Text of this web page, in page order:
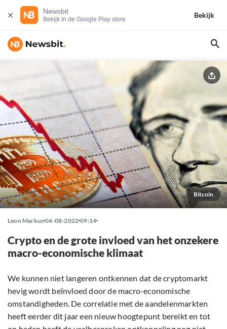
Newsbit
Bekijk in de Google Play store
Bekijk
Bitcoin
Leon Markus 04-08-2022 09:14
Crypto en de grote invloed van het onzekere
macro-economische klimaat
We kunnen niet langeren ontkennen dat de cryptomarkt
hevig wordt beïnvloed door de macro-economische
omstandigheden. De correlatie met de aandelenmarkten
heeft eerder dit jaar een nieuw hoogtepunt bereikt en tot